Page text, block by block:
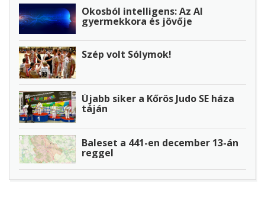
Okosból intelligens: Az AI
gyermekkora és jövője
Szép volt Sólymok!
Újabb siker a Kőrös Judo SE háza
táján
Baleset a 441-en december 13-án
reggel